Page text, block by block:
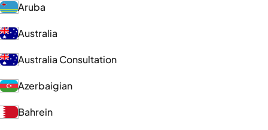
Aruba
Australia
Australia Consultation
Azerbaigian
Bahrein